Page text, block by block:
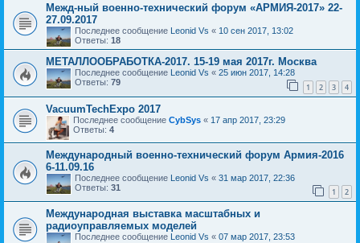
Межд-ный военно-технический форум «АРМИЯ-2017» 22-
27.09.2017
Последнее сообщение Leonid Vs « 10 сен 2017, 13:02
Ответы: 18
МЕТАЛЛООБРАБОТКА-2017. 15-19 мая 2017г. Москва
Последнее сообщение Leonid Vs « 25 июн 2017, 14:28
Ответы: 79 1 2 3 4
VacuumTechExpo 2017
Последнее сообщение CybSys « 17 апр 2017, 23:29
Ответы: 4
Международный военно-технический форум Армия-2016
6-11.09.16
Последнее сообщение Leonid Vs « 31 мар 2017, 22:36
Ответы: 31 1 2
Международная выставка масштабных и
радиоуправляемых моделей
Последнее сообщение Leonid Vs « 07 мар 2017, 23:53